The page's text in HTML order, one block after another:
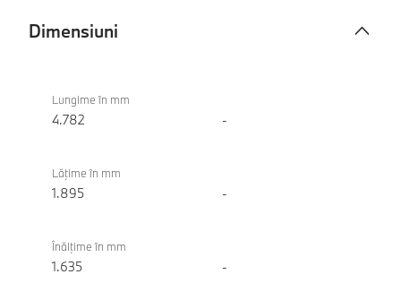
Dimensiuni
iX3 50
xDrive
Lungime în mm
4.782 -
Lăţime în mm
1.895 -
Înălţime în mm
1.635 -